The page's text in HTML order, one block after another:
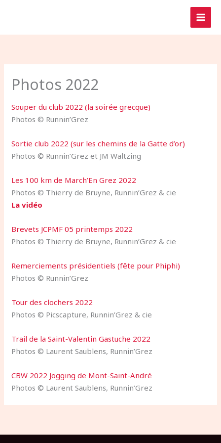
Photos 2022
Souper du club 2022 (la soirée grecque)
Photos © Runnin’Grez
Sortie club 2022 (sur les chemins de la Gatte d’or)
Photos © Runnin’Grez et JM Waltzing
Les 100 km de March’En Grez 2022
Photos © Thierry de Bruyne, Runnin’Grez & cie
La vidéo
Brevets JCPMF 05 printemps 2022
Photos © Thierry de Bruyne, Runnin’Grez & cie
Remerciements présidentiels (fête pour Phiphi)
Photos © Runnin’Grez
Tour des clochers 2022
Photos © Picscapture, Runnin’Grez & cie
Trail de la Saint-Valentin Gastuche 2022
Photos © Laurent Saublens, Runnin’Grez
CBW 2022 Jogging de Mont-Saint-André
Photos © Laurent Saublens, Runnin’Grez